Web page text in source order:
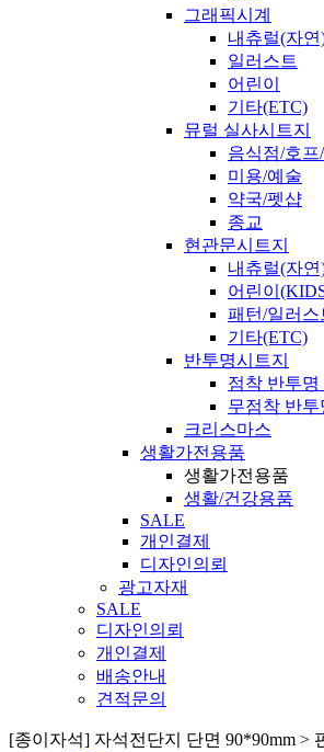
그래픽시계
내츄럴(자연
일러스트
어린이
기타(ETC)
뮤럴 실사시트지
음식점/호프/
미용/예술
약국/펫샵
종교
현관문시트지
내츄럴(자연
어린이
패턴/일러스
기타(ETC)
반투명시트지
점착 반투명
무점착 반투
크리스마스
생활가전용품
생활가전용품
생활/건강용품
SALE
개인결제
디자인의뢰
광고자재
SALE
디자인의뢰
개인결제
배송안내
견적문의
[종이자석] 자석전단지 단면 90*90mm >